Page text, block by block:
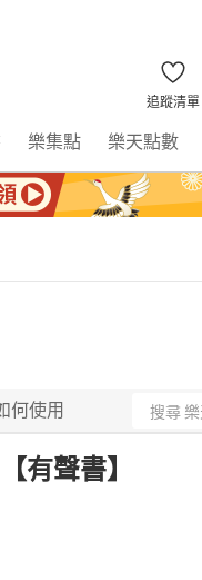
追蹤清單
樂集點 樂天點數
何使用
有聲書】